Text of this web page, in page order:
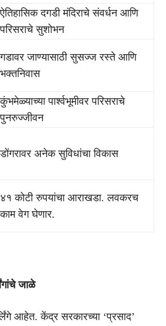
ऐतिहासिक दगडी मंदिराचे संवर्धन आणि
परिसराचे सुशोभन
गडावर जाण्यासाठी सुसज्ज रस्ते आणि
भक्तनिवास
कुंभमेळ्याच्या पार्श्वभूमीवर परिसराचे
पुनरुज्जीवन
डोंगरावर अनेक सुविधांचा विकास
४१ कोटी रुपयांचा आराखडा. लवकरच
काम वेग घेणार.
जाळे
आहेत. केंद्र सरकारच्या ‘प्रसाद’